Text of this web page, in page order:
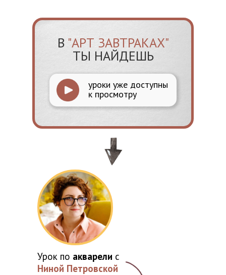
Урок по акварели с
Ниной Петровской
уроки уже доступны
к просмотру
В "АРТ ЗАВТРАКАХ"
ТЫ НАЙДЕШЬ